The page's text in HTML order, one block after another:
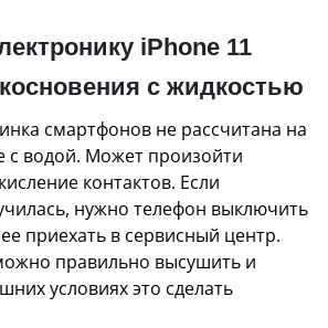
iPhone 11
с жидкостью
смартфонов не рассчитана на
с водой. Может произойти
контактов. Если
нужно телефон выключить
приехать в сервисный центр.
правильно высушить и
условиях это сделать